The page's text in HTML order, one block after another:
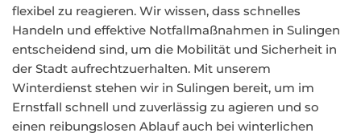
flexibel zu reagieren. Wir wissen, dass schnelles
Handeln und effektive Notfallmaßnahmen in Sulingen
entscheidend sind, um die Mobilität und Sicherheit in
der Stadt aufrechtzuerhalten. Mit unserem
Winterdienst stehen wir in Sulingen bereit, um im
Ernstfall schnell und zuverlässig zu agieren und so
einen reibungslosen Ablauf auch bei winterlichen